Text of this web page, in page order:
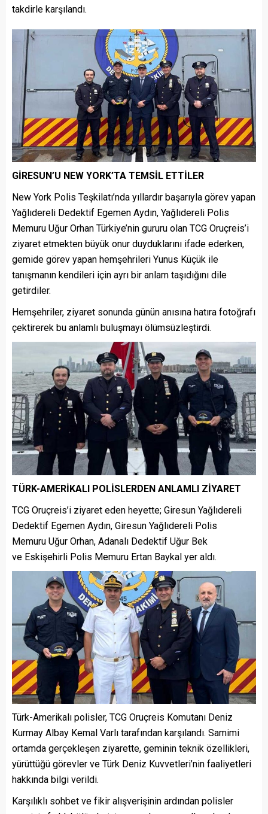
takdirle karşılandı.
GİRESUN’U NEW YORK’TA TEMSİL ETTİLER
New York Polis Teşkilatı’nda yıllardır başarıyla görev yapan
Yağlıdereli Dedektif Egemen Aydın, Yağlıdereli Polis
Memuru Uğur Orhan Türkiye’nin gururu olan TCG Oruçreis’i
ziyaret etmekten büyük onur duyduklarını ifade ederken,
gemide görev yapan hemşehrileri Yunus Küçük ile
tanışmanın kendileri için ayrı bir anlam taşıdığını dile
getirdiler.
Hemşehriler, ziyaret sonunda günün anısına hatıra fotoğrafı
çektirerek bu anlamlı buluşmayı ölümsüzleştirdi.
TÜRK-AMERİKALI POLİSLERDEN ANLAMLI ZİYARET
TCG Oruçreis’i ziyaret eden heyette; Giresun Yağlıdereli
Dedektif Egemen Aydın, Giresun Yağlıdereli Polis
Memuru Uğur Orhan, Adanalı Dedektif Uğur Bek
ve Eskişehirli Polis Memuru Ertan Baykal yer aldı.
Türk-Amerikalı polisler, TCG Oruçreis Komutanı Deniz
Kurmay Albay Kemal Varlı tarafından karşılandı. Samimi
ortamda gerçekleşen ziyarette, geminin teknik özellikleri,
yürüttüğü görevler ve Türk Deniz Kuvvetleri’nin faaliyetleri
hakkında bilgi verildi.
Karşılıklı sohbet ve fikir alışverişinin ardından polisler